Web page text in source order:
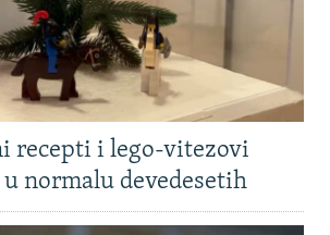
recepti i lego-vitezovi
normalu devedesetih